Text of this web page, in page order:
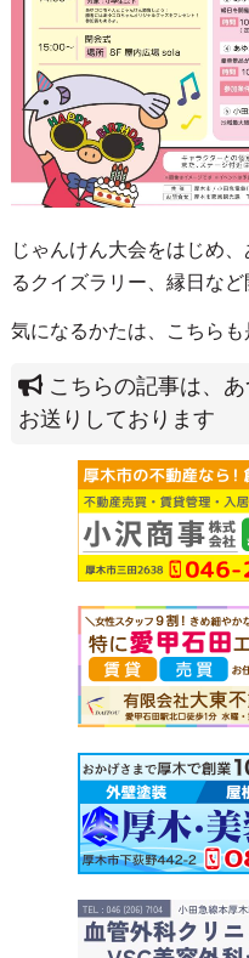
じゃんけん大会をはじめ
るクイズラリー、縁日な
気になるかたは、こちらも
こちらの記事は、
お送りしております